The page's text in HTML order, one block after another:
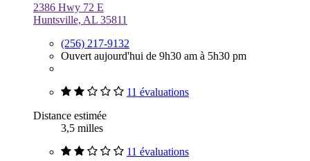
2386 Hwy 72 E
Huntsville, AL 35811
(256) 217-9132
Ouvert aujourd'hui de 9h30 am à 5h30 pm
11 évaluations
Distance estimée
3,5 milles
11 évaluations